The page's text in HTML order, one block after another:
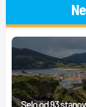
Selo od 93